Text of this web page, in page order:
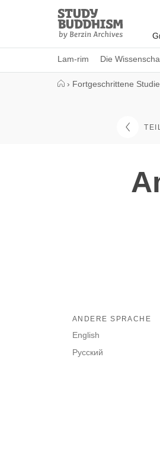
Study
Buddhism
Home
Lam-rim Die
› Fortgeschrittene
ANDERE SPRACHE
English
Русский